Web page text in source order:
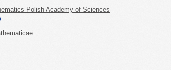
Polish Academy of Sciences